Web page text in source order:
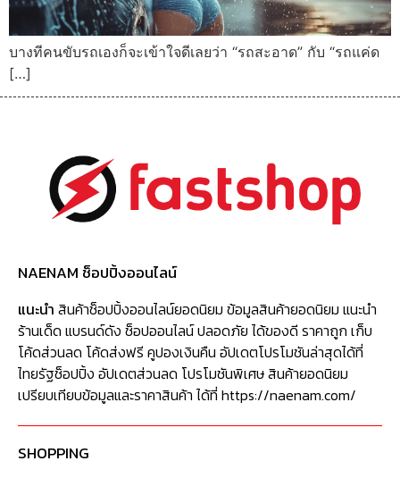
บางทีคนขับรถเองก็จะเข้าใจดีเลยว่า “รถสะอาด” กับ “รถแค่ด
[…]
NAENAM ช็อปปิ้งออนไลน์
แนะนำ สินค้าช็อปปิ้งออนไลน์ยอดนิยม ข้อมูลสินค้ายอดนิยม แนะนำ
ร้านเด็ด แบรนด์ดัง ช็อปออนไลน์ ปลอดภัย ได้ของดี ราคาถูก เก็บ
โค้ดส่วนลด โค้ดส่งฟรี คูปองเงินคืน อัปเดตโปรโมชันล่าสุดได้ที่
ไทยรัฐช็อปปิ้ง อัปเดตส่วนลด โปรโมชันพิเศษ สินค้ายอดนิยม
เปรียบเทียบข้อมูลและราคาสินค้า ได้ที่ https://naenam.com/
SHOPPING